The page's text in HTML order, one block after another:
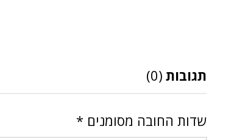
תגובות (0)
שדות החובה מסומנים *